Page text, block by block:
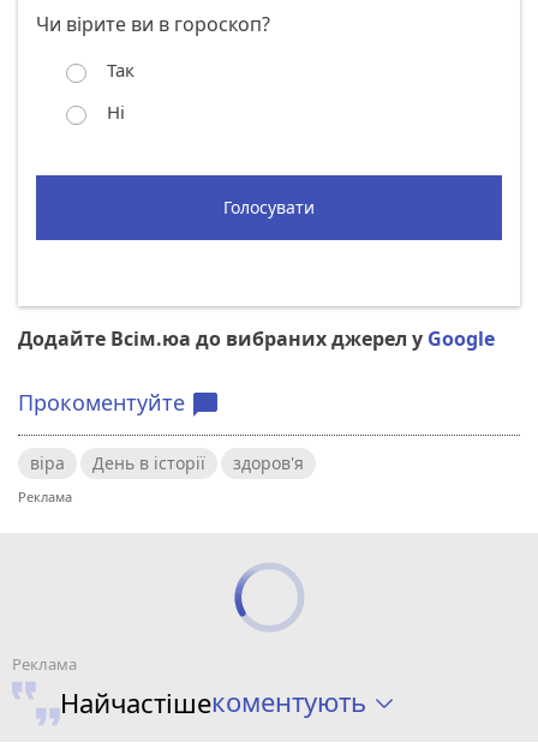
Чи вірите ви в гороскоп?
Так
Ні
Голосувати
Додайте Всім.юа до вибраних джерел у Google
Прокоментуйте chat_bubble
віра День в історії здоров'я
Найчастішекоментують